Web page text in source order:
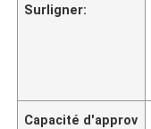
Surligner:
Capacité d'approv